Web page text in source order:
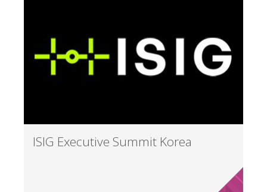
ISIG Executive Summit Korea